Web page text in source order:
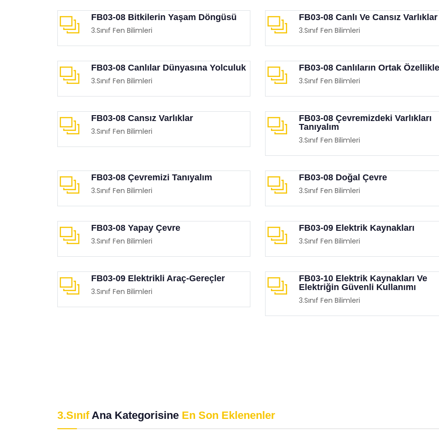
FB03-08 Bitkilerin Yaşam Döngüsü
3.Sınıf Fen Bilimleri
FB03-08 Canlı Ve Cansız Varlıklar
3.Sınıf Fen Bilimleri
FB03-08 Canlılar Dünyasına Yolculuk
3.Sınıf Fen Bilimleri
FB03-08 Canlıların Ortak
3.Sınıf Fen Bilimleri
FB03-08 Cansız Varlıklar
3.Sınıf Fen Bilimleri
FB03-08 Çevremizdeki Varlıkları
Tanıyalım
3.Sınıf Fen Bilimleri
FB03-08 Çevremizi Tanıyalım
3.Sınıf Fen Bilimleri
FB03-08 Doğal Çevre
3.Sınıf Fen Bilimleri
FB03-08 Yapay Çevre
3.Sınıf Fen Bilimleri
FB03-09 Elektrik Kaynakları
3.Sınıf Fen Bilimleri
FB03-09 Elektrikli Araç-Gereçler
3.Sınıf Fen Bilimleri
FB03-10 Elektrik Kaynakları Ve
Elektriğin Güvenli Kullanımı
3.Sınıf Fen Bilimleri
3.SınıfAna Kategorisine En Son Eklenenler
Filmleri
Eğitimgen /Film Köşesi
Eğitimgen /Film Köşesi
Birbirinden Etkileyici 15
Eğitimgen /Film Köşesi